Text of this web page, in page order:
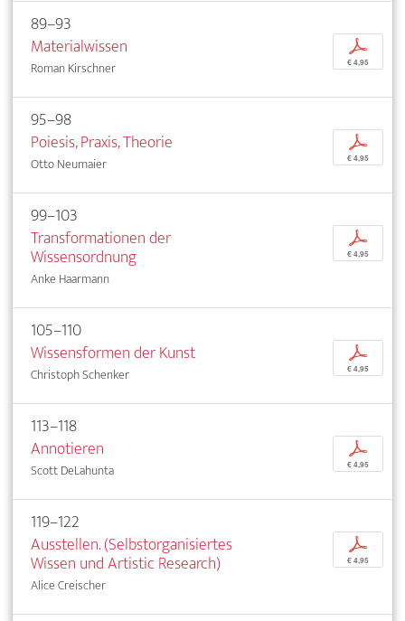
89–93
Materialwissen
Roman Kirschner
p
€ 4,95
95–98
Poiesis, Praxis, Theorie
Otto Neumaier
p
€ 4,95
99–103
Transformationen der
Wissensordnung
Anke Haarmann
p
€ 4,95
105–110
Wissensformen der Kunst
Christoph Schenker
p
€ 4,95
113–118
Annotieren
Scott DeLahunta
p
€ 4,95
119–122
Ausstellen. (Selbstorganisiertes
Wissen und Artistic Research)
Alice Creischer
p
€ 4,95